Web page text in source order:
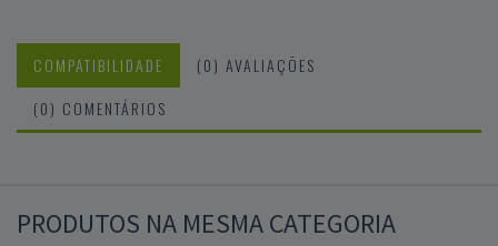
COMPATIBILIDADE
(0) AVALIAÇÕES
(0) COMENTÁRIOS
PRODUTOS NA MESMA CATEGORIA